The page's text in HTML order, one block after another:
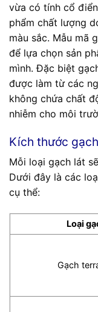
vừa có tính cổ
phẩm chất lượng
màu sắc. Mẫu mã
để lựa chọn sản
mình. Đặc biệt
được làm từ các
không chứa chất
nhiễm cho môi
Kích thước
Mỗi loại gạch lát
Dưới đây là các
cụ thể:
Loại
Gạch